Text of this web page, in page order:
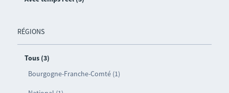
RÉGIONS
Tous (3)
Bourgogne-Franche-Comté (1)